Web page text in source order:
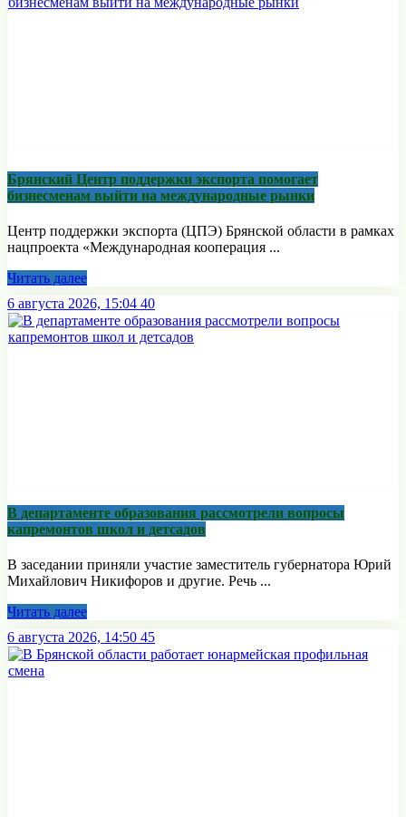
Брянский Центр поддержки экспорта помогает
бизнесменам выйти на международные рынки
Центр поддержки экспорта (ЦПЭ) Брянской области в рамках
нацпроекта «Международная кооперация ...
Читать далее
6 августа 2026, 15:04 40
В департаменте образования рассмотрели вопросы
капремонтов школ и детсадов
В заседании приняли участие заместитель губернатора Юрий
Михайлович Никифоров и другие. Речь ...
Читать далее
6 августа 2026, 14:50 45